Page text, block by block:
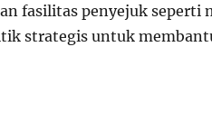
fasilitas penyejuk seperti
strategis untuk